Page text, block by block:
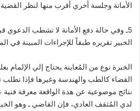
الأمانة وجلسة أخري أقرب منها لنظر
5ـ وفي حالة دفع الأمانة لا تشطب الدعوي
الخبير تقريره طبقاً للإجراءات المبينة في المادة
الخبرة نوع من المُعاينة يحتاج إلي الإلمام
القضاء كالطب والهندسة وغيرها فإذا تطلب
نتائج موضوعية عن هذة الواقعة معرفة فنية
لدي المُثقف العادي، فإن القاضي ـ وهو